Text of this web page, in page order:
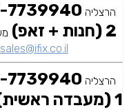
הרצליה
2 (חנות + זאפ)
sales@ifix.co.il
הרצליה
1 (מעבדה ראשית)